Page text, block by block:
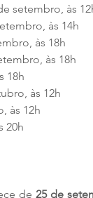
setembro, às
às 14h
às 18h
às 18h
18h
às 12h
às 12h
20h
de 25 de